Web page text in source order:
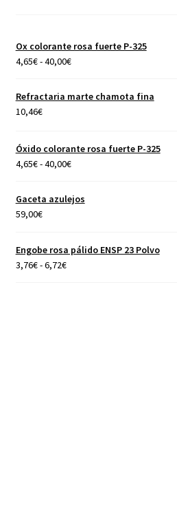
Ox colorante rosa fuerte P-325
4,65€-40,00€Rango
precios:
40,00€
Refractaria marte chamota fina
10,46€
Óxido colorante rosa fuerte P-325
4,65€-40,00€Rango
precios:
desde
40,00€
Gaceta azulejos
59,00€
Engobe rosa pálido ENSP 23 Polvo
3,76€-6,72€Rango